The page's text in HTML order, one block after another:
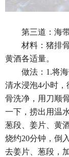
第三道：海
材料：猪排
黄酒各适量。
做法：1.将
清水浸泡4小时
骨洗净，用刀顺
一下，捞出用温
葱段、姜片、黄
烧约20分钟，倒
去姜片、葱段，